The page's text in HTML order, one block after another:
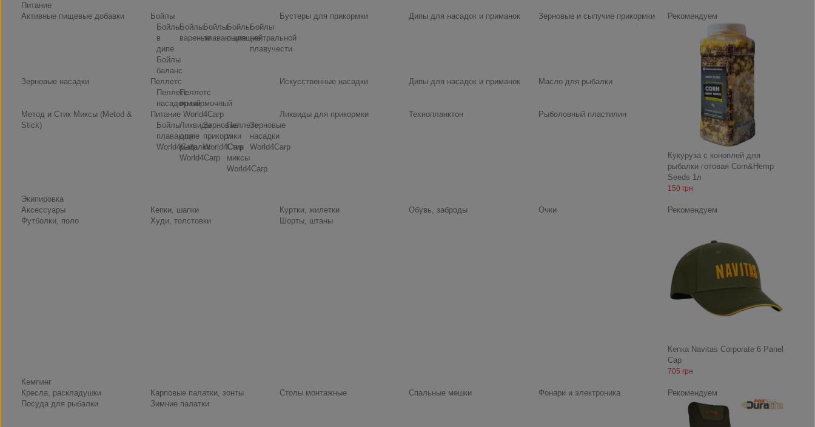
Питание
Активные пищевые добавки
Бойлы
Бойлы
в
дипе
Бойлы
вареные
Бойлы
плавающие
Бойлы
пылящие
Бойлы
нейтральной
плавучести
Бойлы
баланс
Бустеры для прикормки Дипы для насадок и приманок Зерновые и сыпучие прикормки
Зерновые насадки
Пеллетс
Пеллетс
насадочный
Пеллетс
прикормочный
Искусственные насадки Дипы для насадок и приманок Масло для рыбалки
Метод и Стик Миксы (Metod &
Stick)
Питание World4Carp
Бойлы
плавающие
World4Carp
Ликвиды
для
рыбалки
World4Carp
Зерновые
прикормки
World4Carp
Пеллетс
и
Стик
миксы
World4Carp
Зерновые
насадки
World4Carp
Ликвиды для прикормки Технопланктон Рыболовный пластилин
Рекомендуем
Кукуруза с коноплей для
рыбалки готовая Corn&Hemp
Seeds 1л
150 грн
Экипировка
Аксессуары
Кепки, шапки Куртки, жилетки Обувь, заброды
Очки
Футболки, поло
Худи, толстовки Шорты, штаны
Рекомендуем
Кепка Navitas Corporate 6 Panel
Cap
705 грн
Кемпинг
Кресла, раскладушки
Карповые палатки, зонты Столы монтажные Спальные мешки
Фонари и электроника
Посуда для рыбалки
Зимние палатки
Рекомендуем